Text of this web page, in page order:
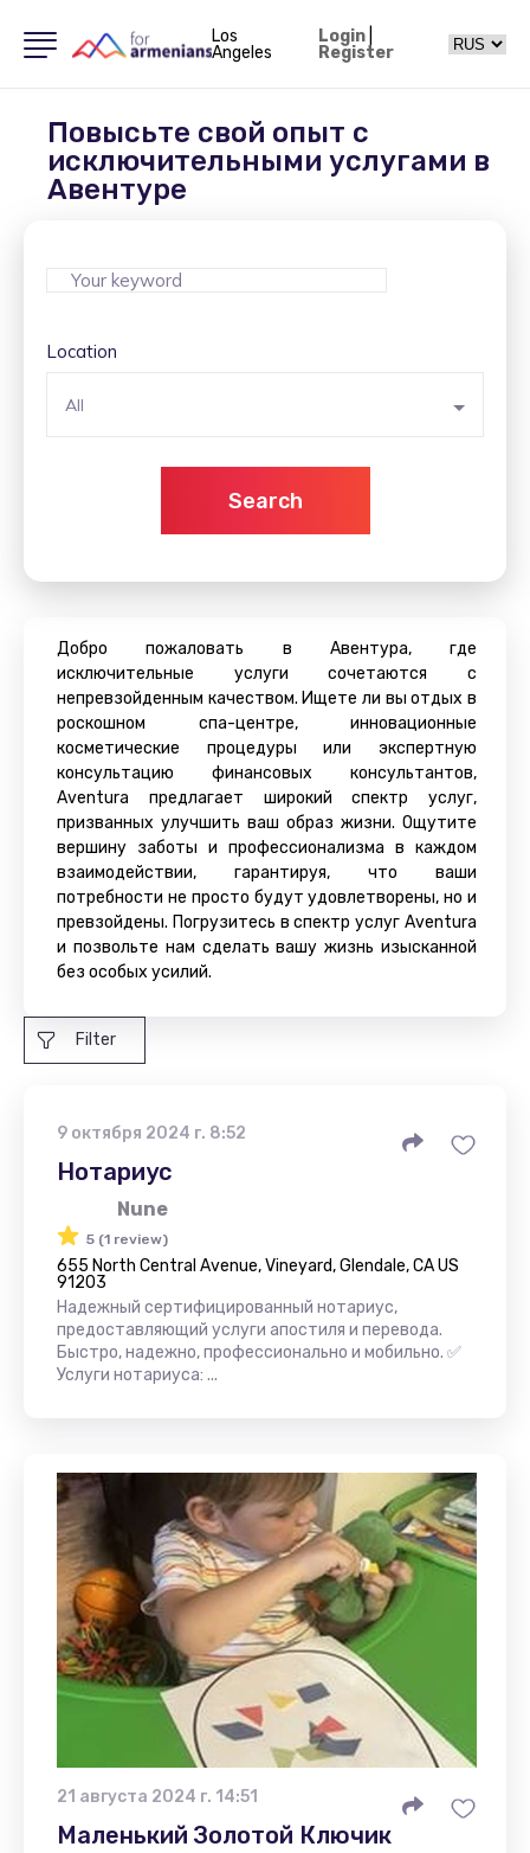
Los
Angeles
Login|
Register
Повысьте свой опыт с
исключительными услугами в
Авентуре
Location
All
Search
Добро пожаловать в Авентура, где
исключительные услуги сочетаются с
непревзойденным качеством. Ищете ли вы отдых в
роскошном спа-центре, инновационные
косметические процедуры или экспертную
консультацию финансовых консультантов,
Aventura предлагает широкий спектр услуг,
призванных улучшить ваш образ жизни. Ощутите
вершину заботы и профессионализма в каждом
взаимодействии, гарантируя, что ваши
потребности не просто будут удовлетворены, но и
превзойдены. Погрузитесь в спектр услуг Aventura
и позвольте нам сделать вашу жизнь изысканной
без особых усилий.
Filter
9 октября 2024 г. 8:52
Нотариус
Nune
5 (1 review)
655 North Central Avenue, Vineyard, Glendale, CA US
91203
Надежный сертифицированный нотариус,
предоставляющий услуги апостиля и перевода.
Быстро, надежно, профессионально и мобильно. ✅
Услуги нотариуса: ...
21 августа 2024 г. 14:51
Маленький Золотой Ключик